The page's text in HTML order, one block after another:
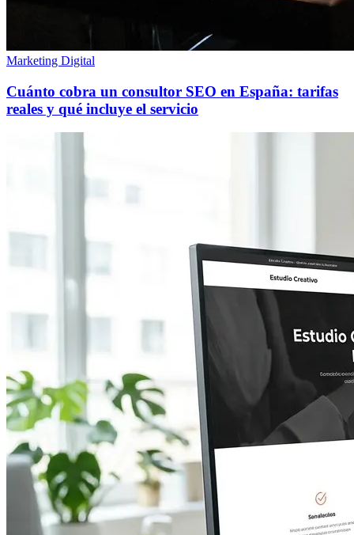
Marketing Digital
Cuánto cobra un consultor SEO en España: tarifas
reales y qué incluye el servicio